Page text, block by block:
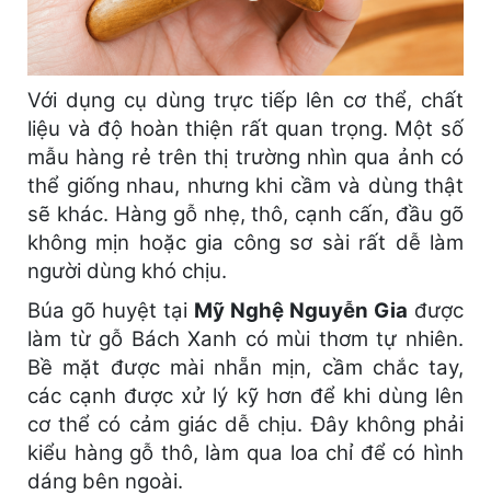
Với dụng cụ dùng trực tiếp lên cơ thể, chất
liệu và độ hoàn thiện rất quan trọng. Một số
mẫu hàng rẻ trên thị trường nhìn qua ảnh có
thể giống nhau, nhưng khi cầm và dùng thật
sẽ khác. Hàng gỗ nhẹ, thô, cạnh cấn, đầu gõ
không mịn hoặc gia công sơ sài rất dễ làm
người dùng khó chịu.
Búa gõ huyệt tại Mỹ Nghệ Nguyễn Gia được
làm từ gỗ Bách Xanh có mùi thơm tự nhiên.
Bề mặt được mài nhẵn mịn, cầm chắc tay,
các cạnh được xử lý kỹ hơn để khi dùng lên
cơ thể có cảm giác dễ chịu. Đây không phải
kiểu hàng gỗ thô, làm qua loa chỉ để có hình
dáng bên ngoài.